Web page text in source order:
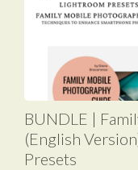
BUNDLE |
(English
Presets